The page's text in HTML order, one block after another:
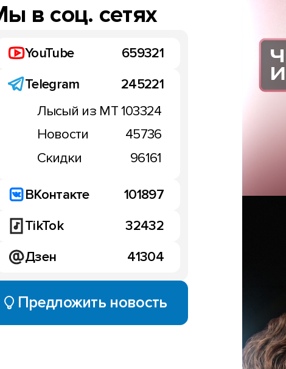
вероятную дату
сентября 2025
iQOO 15 предложит
в соц. сетях
YouTube
659321
Telegram
245221
Лысый из МТ103324
Новости
45736
Скидки
96161
ВКонтакте
101897
TikTok
32432
Дзен
41304
Предложить новость